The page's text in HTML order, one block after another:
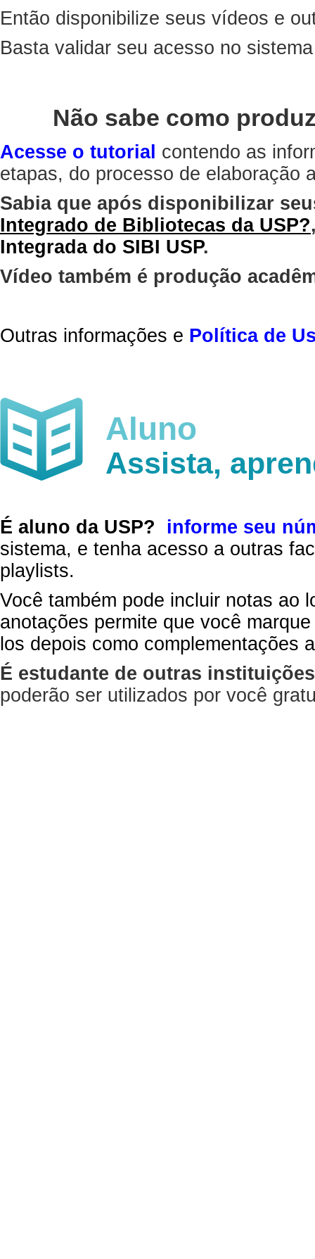
Então disponibilize seus vídeos e
Basta validar seu acesso no
Não sabe como
Acesse o tutorial contendo as
etapas, do processo de elaboração
Sabia que após disponibilizar
Integrado de Bibliotecas da USP?
Integrada do SIBI USP.
Vídeo também é produção
Outras informações e Política de
Aluno
Assista,
É aluno da USP?
informe seu
sistema, e tenha acesso a outras
playlists.
Você também pode incluir notas ao
anotações permite que você
los depois como complementações
É estudante de outras
poderão ser utilizados por você